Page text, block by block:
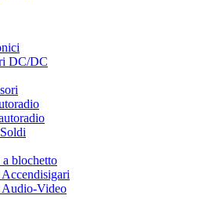
DC/DC
blochetto
Video